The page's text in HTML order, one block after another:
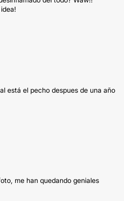
está el pecho despues de una año
me han quedando geniales